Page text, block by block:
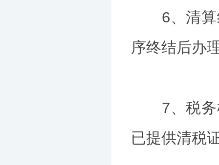
6、清算组
序终结后办
7、税务机
已提供清税